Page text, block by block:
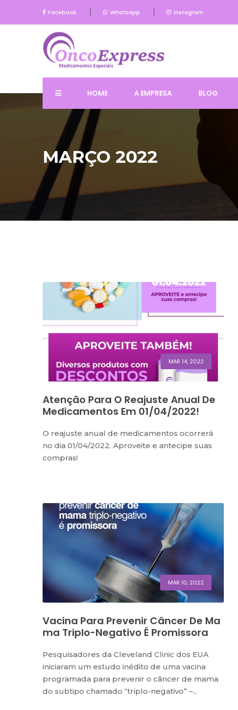
Facebook Whatsapp Instagram
HOME A EMPRESA BLOG
MARÇO 2022
MAR 14, 2022
Atenção Para O Reajuste Anual De
Medicamentos Em 01/04/2022!
O reajuste anual de medicamentos ocorrerá
no dia 01/04/2022. Aproveite e antecipe suas
compras!
MAR 10, 2022
Vacina Para Prevenir Câncer De Ma
Ma Triplo-Negativo É Promissora
Pesquisadores da Cleveland Clinic dos EUA
iniciaram um estudo inédito de uma vacina
programada para prevenir o câncer de mama
do subtipo chamado “triplo-negativo” –...